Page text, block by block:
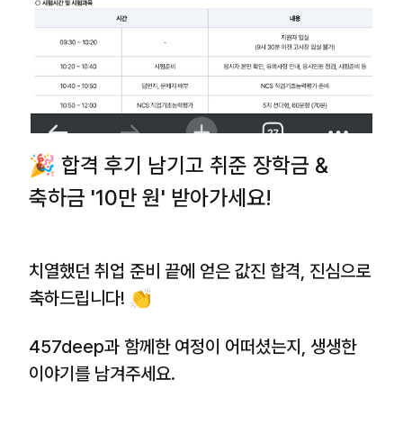
🎉 합격 후기 남기고 취준 장학금 &
축하금 '10만 원' 받아가세요!
치열했던 취업 준비 끝에 얻은 값진 합격, 진심으로
축하드립니다! 👏
457deep과 함께한 여정이 어떠셨는지, 생생한
이야기를 남겨주세요.